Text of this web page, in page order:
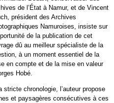
de l’État à Namur, et de Vincent
président des Archives
Namuroises, insiste sur
de la publication de cet
dû au meilleur spécialiste de la
à un moment essentiel de la
en compte et de la mise en valeur
Hobé.
stricte chronologie, l’auteur propose
et paysagères consécutives à ces